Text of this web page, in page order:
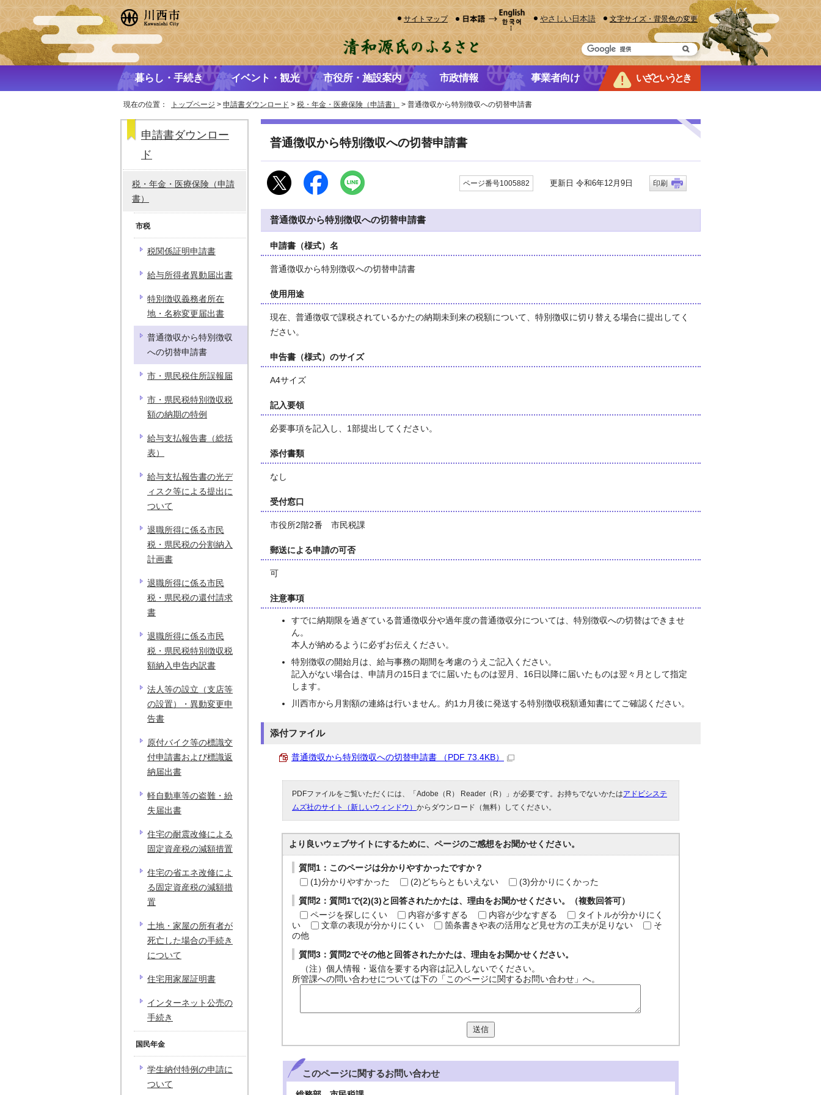
サイトマップ やさしい日本語 文字サイズ・背景色の変更
暮らし・手続き イベント・観光 市役所・施設案内 市政情報 事業者向け いざというとき
現在の位置： トップページ > 申請書ダウンロード > 税・年金・医療保険（申請書） > 普通徴収から特別徴収への切替申請書
普通徴収から特別徴収への切替申請書
ページ番号1005882 更新日 令和6年12月9日 印刷
普通徴収から特別徴収への切替申請書
申請書（様式）名
普通徴収から特別徴収への切替申請書
使用用途
現在、普通徴収で課税されているかたの納期未到来の税額について、特別徴収に切り替える場合に提出してく
ださい。
申告書（様式）のサイズ
A4サイズ
記入要領
必要事項を記入し、1部提出してください。
添付書類
なし
受付窓口
市役所2階2番 市民税課
郵送による申請の可否
可
注意事項
すでに納期限を過ぎている普通徴収分や過年度の普通徴収分については、特別徴収への切替はできませ
ん。
本人が納めるように必ずお伝えください。
特別徴収の開始月は、給与事務の期間を考慮のうえご記入ください。
記入がない場合は、申請月の15日までに届いたものは翌月、16日以降に届いたものは翌々月として指定
します。
川西市から月割額の連絡は行いません。約1カ月後に発送する特別徴収税額通知書にてご確認ください。
添付ファイル
普通徴収から特別徴収への切替申請書 （PDF 73.4KB）
PDFファイルをご覧いただくには、「Adobe（R） Reader（R）」が必要です。お持ちでないかたはアドビシステ
ムズ社のサイト（新しいウィンドウ） からダウンロード（無料）してください。
より良いウェブサイトにするために、ページのご感想をお聞かせください。
質問1：このページは分かりやすかったですか？
(1)分かりやすかった
(2)どちらともいえない (3)分かりにくかった
質問2：質問1で(2)(3)と回答されたかたは、理由をお聞かせください。（複数回答可）
ページを探しにくい
内容が多すぎる 内容が少なすぎる
タイトルが分かりにく
い
文章の表現が分かりにくい 箇条書きや表の活用など見せ方の工夫が足りない
そ
の他
質問3：質問2でその他と回答されたかたは、理由をお聞かせください。
（注）個人情報・返信を要する内容は記入しないでください。
所管課への問い合わせについては下の「このページに関するお問い合わせ」へ。
送信
このページに関するお問い合わせ
申請書ダウンロー
ド
税・年金・医療保険（申請
書）
市税
税関係証明申請書
給与所得者異動届出書
特別徴収義務者所在
地・名称変更届出書
普通徴収から特別徴収
への切替申請書
市・県民税住所誤報届
市・県民税特別徴収税
額の納期の特例
給与支払報告書（総括
表）
給与支払報告書の光デ
ィスク等による提出に
ついて
退職所得に係る市民
税・県民税の分割納入
計画書
退職所得に係る市民
税・県民税の還付請求
書
退職所得に係る市民
税・県民税特別徴収税
額納入申告内訳書
法人等の設立（支店等
の設置）・異動変更申
告書
原付バイク等の標識交
付申請書および標識返
納届出書
軽自動車等の盗難・紛
失届出書
住宅の耐震改修による
固定資産税の減額措置
住宅の省エネ改修によ
る固定資産税の減額措
置
土地・家屋の所有者が
死亡した場合の手続き
について
住宅用家屋証明書
インターネット公売の
手続き
国民年金
学生納付特例の申請に
ついて